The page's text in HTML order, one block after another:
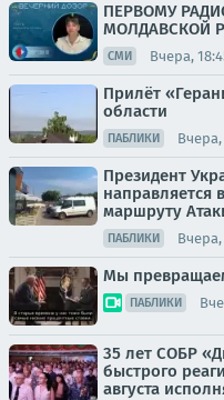
ПЕРВОМУ
МОЛДАВСКОЙ
СМИ Вчера,
Прилёт
области
ПАБЛИКИ Вчера,
Президент
направляется
маршруту
ПАБЛИКИ Вчера,
Мы
ПАБЛИКИ
35 лет СОБР
быстрого
августа